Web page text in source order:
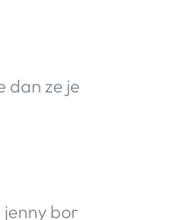
dan ze je